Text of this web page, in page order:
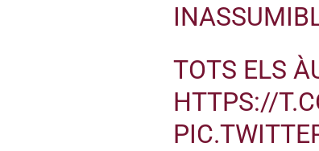
TOTS ELS
HTTPS://